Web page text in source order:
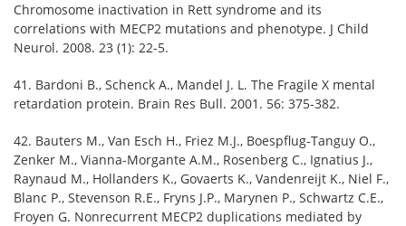
Chromosome inactivation in Rett syndrome and its
correlations with MECP2 mutations and phenotype. J Child
Neurol. 2008. 23 (1): 22-5.
41. Bardoni B., Schenck A., Mandel J. L. The Fragile X mental
retardation protein. Brain Res Bull. 2001. 56: 375-382.
42. Bauters M., Van Esch H., Friez M.J., Boespflug-Tanguy O.,
Zenker M., Vianna-Morgante A.M., Rosenberg C., Ignatius J.,
Raynaud M., Hollanders K., Govaerts K., Vandenreijt K., Niel F.,
Blanc P., Stevenson R.E., Fryns J.P., Marynen P., Schwartz C.E.,
Froyen G. Nonrecurrent MECP2 duplications mediated by